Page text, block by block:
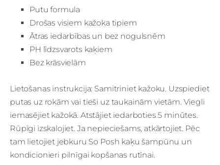
Putu formula
Drošas visiem kažoka tipiem
Ātras iedarbības un bez nogulsnēm
PH līdzsvarots kaķiem
Bez krāsvielām
Lietošanas instrukcija: Samitriniet kažoku. Uzspiediet
putas uz rokām vai tieši uz taukainām vietām. Viegli
iemasējiet kažokā. Atstājiet iedarboties 5 minūtes.
Rūpīgi izskalojiet. Ja nepieciešams, atkārtojiet. Pēc
tam lietojiet jebkuru So Posh kaķu šampūnu un
kondicionieri pilnīgai kopšanas rutīnai.